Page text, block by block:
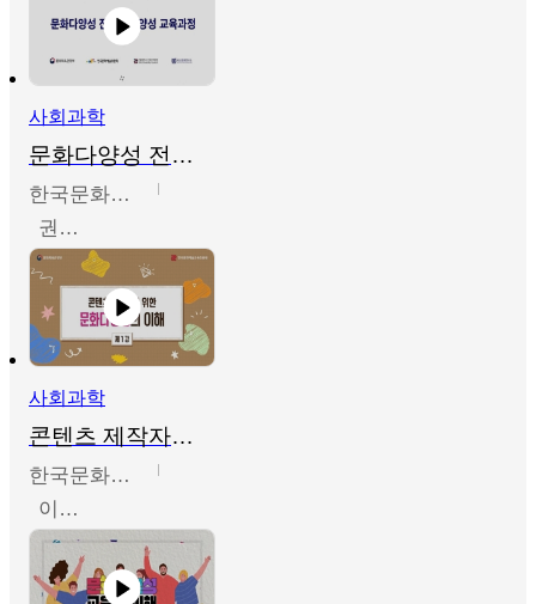
사회과학
문화다양성 전문인력 양성 기본과정 - 문화다양성의 이해
한국문화예술교육진흥원
권숙인 외 8명
사회과학
콘텐츠 제작자를 위한 문화다양성의 이해
한국문화예술교육진흥원
이성민